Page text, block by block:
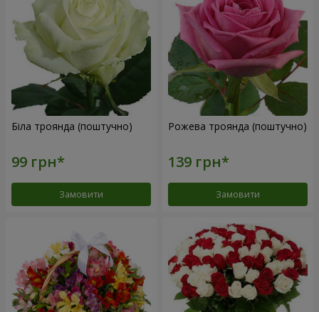
Біла троянда (поштучно)
Замовити
Рожева троянда (поштучно)
Замовити